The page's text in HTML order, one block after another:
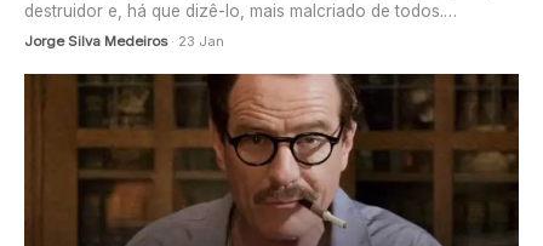
destruidor e, há que dizê-lo, mais malcriado de todos.…
Jorge Silva Medeiros· 23 Jan